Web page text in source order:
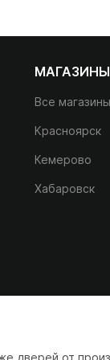
МАГАЗИНЫ
Все магазины
Красноярск
Кемерово
Хабаровск
дверей от